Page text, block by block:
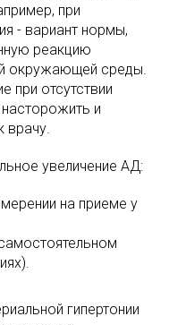
при
- вариант нормы,
реакцию
окружающей среды.
при отсутствии
и
врачу.
увеличение АД:
на приеме у
гипертонии